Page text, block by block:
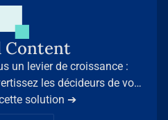
Content
un levier de croissance :
les décideurs de vos
d’Infopro Digital Stories.
solution ➔